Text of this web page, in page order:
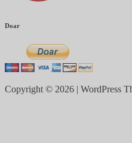
Doar
Copyright © 2026 | WordPress